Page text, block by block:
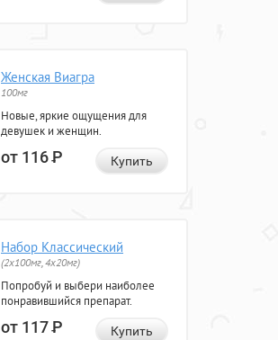
Женская Виагра
100мг
Новые, яркие ощущения для
девушек и женщин.
от 116Р Купить
Набор Классический
(2x100мг, 4x20мг)
Попробуй и выбери наиболее
понравившийся препарат.
от 117Р Купить